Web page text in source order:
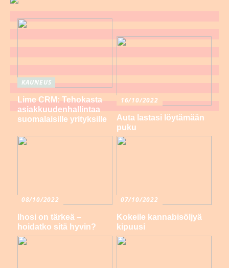
KAUNEUS
Lime CRM: Tehokasta
asiakkuudenhallintaa
suomalaisille yrityksille
16/10/2022
Auta lastasi löytämään
puku
08/10/2022
Ihosi on tärkeä –
hoidatko sitä hyvin?
07/10/2022
Kokeile kannabisöljyä
kipuusi